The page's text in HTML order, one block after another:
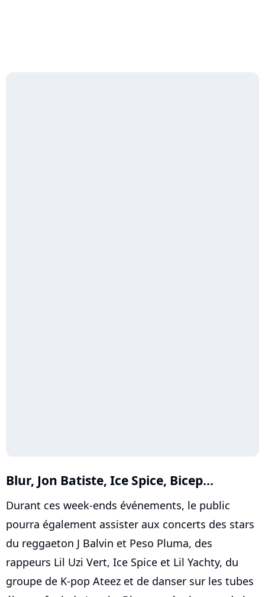
Blur, Jon Batiste, Ice Spice, Bicep...
Durant ces week-ends événements, le public
pourra également assister aux concerts des stars
du reggaeton J Balvin et Peso Pluma, des
rappeurs Lil Uzi Vert, Ice Spice et Lil Yachty, du
groupe de K-pop Ateez et de danser sur les tubes